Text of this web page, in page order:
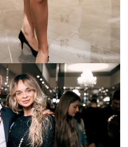
тренд на роскошную
в дорогих мехах или
заниматься
в супермаркет, в кино,
другое.